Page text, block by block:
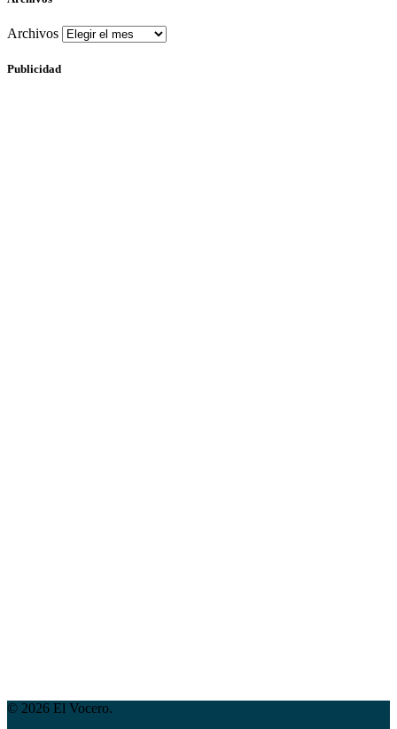
Archivos
Publicidad
© 2026 El Vocero.